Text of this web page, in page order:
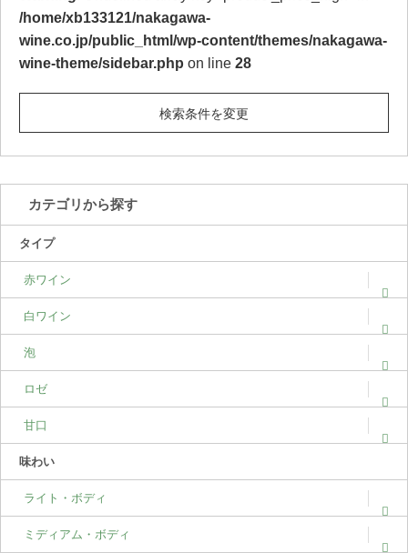
/home/xb133121/nakagawa-
wine.co.jp/public_html/wp-content/themes/nakagawa-
wine-theme/sidebar.php on line 28
検索条件を変更
カテゴリから探す
タイプ
赤ワイン
白ワイン
泡
ロゼ
甘口
味わい
ライト・ボディ
ミディアム・ボディ